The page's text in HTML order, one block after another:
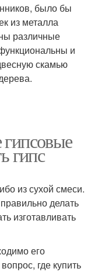
было бы
из металла
различные
и
скамью
гипс
из сухой смеси.
делать
изготавливать
его
где купить